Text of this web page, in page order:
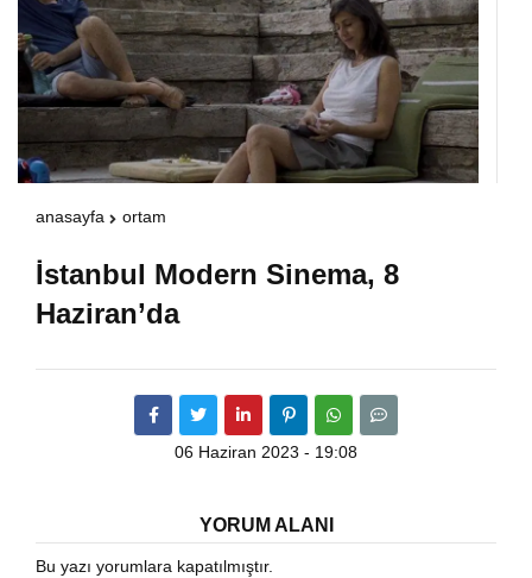
alt="hava"/>
content/themes/theHaberV7/dosyalar/
havadurumu.phpon line17
anasayfa ortam
İstanbul Modern Sinema, 8
Haziran’da
06 Haziran 2023 - 19:08
YORUM ALANI
Bu yazı yorumlara kapatılmıştır.